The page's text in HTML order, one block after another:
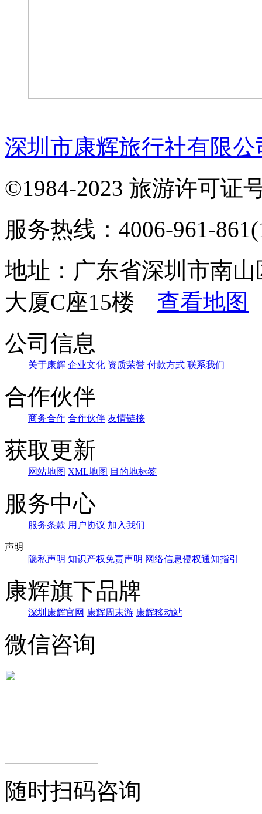
深圳市康辉旅行社有限
©1984-2023 旅游许可证
服务热线：4006-961-
地址：广东省深圳市南
大厦C座15楼 查看地图
公司信息
关于康辉 企业文化 资质荣誉 付款方式 联系我们
合作伙伴
商务合作 合作伙伴 友情链接
获取更新
网站地图 XML地图 目的地标签
服务中心
服务条款 用户协议 加入我们
声明
隐私声明 知识产权免责声明 网络信息侵权通知指引
康辉旗下品牌
深圳康辉官网 康辉周末游 康辉移动站
微信咨询
随时扫码咨询